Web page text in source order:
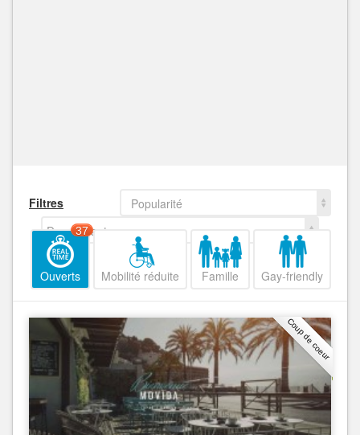
Filtres
Popularité
Decroissant
Ouverts
37
Mobilité réduite Famille Gay-friendly
Coup de coeur